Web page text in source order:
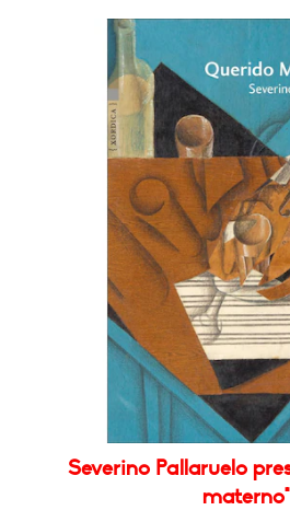
Severino Pallaruelo
materno"